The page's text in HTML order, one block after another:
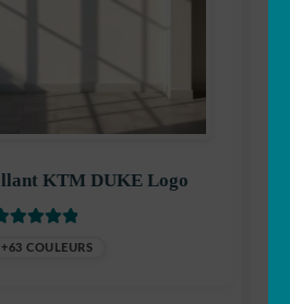
Sticker Autocollant KTM DUKE Logo
+63 COULEURS